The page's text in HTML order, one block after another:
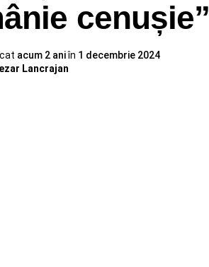
cenușie”
acum 2 aniîn 1 decembrie 2024
Lancrajan